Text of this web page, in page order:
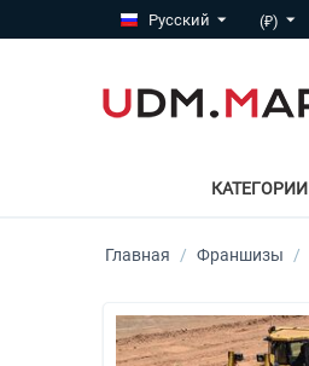
Русский (₽)
КАТЕГОРИИ
Главная / Франшизы /